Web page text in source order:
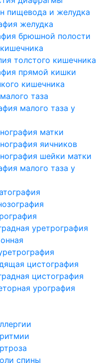
пищевода и желудка
желудка
брюшной полости
толстого кишечника
прямой кишки
кишечника
таза
малого таза у
матки
яичников
шейки матки
малого таза у
уретрография
цистография
цистография
урография
спины